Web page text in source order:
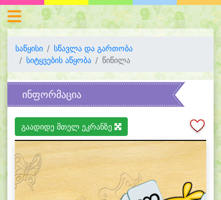
საწყისი
სწავლა და გართობა
სიტყვების აწყობა
წიწილა
ინფორმაცია
გაადიდე მთელ ეკრანზე